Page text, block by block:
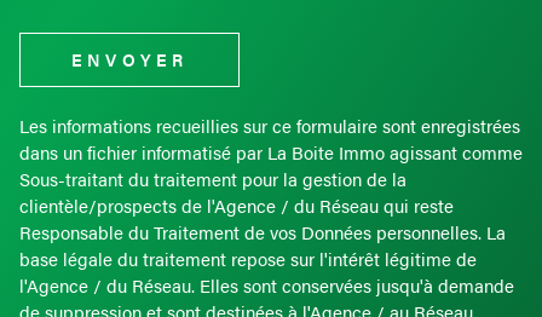
ENVOYER
Les informations recueillies sur ce formulaire sont enregistrées
dans un fichier informatisé par La Boite Immo agissant comme
Sous-traitant du traitement pour la gestion de la
clientèle/prospects de l'Agence / du Réseau qui reste
Responsable du Traitement de vos Données personnelles. La
base légale du traitement repose sur l'intérêt légitime de
l'Agence / du Réseau. Elles sont conservées jusqu'à demande
de suppression et sont destinées à l'Agence / au Réseau.